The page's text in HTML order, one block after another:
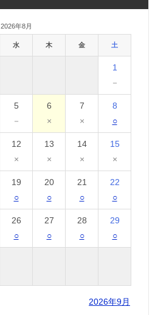
2026年8月
水 木 金 土
1
－
5
－
6
×
7
×
8
○
12
×
13
×
14
×
15
×
19
○
20
○
21
○
22
○
26
○
27
○
28
○
29
○
2026年9月